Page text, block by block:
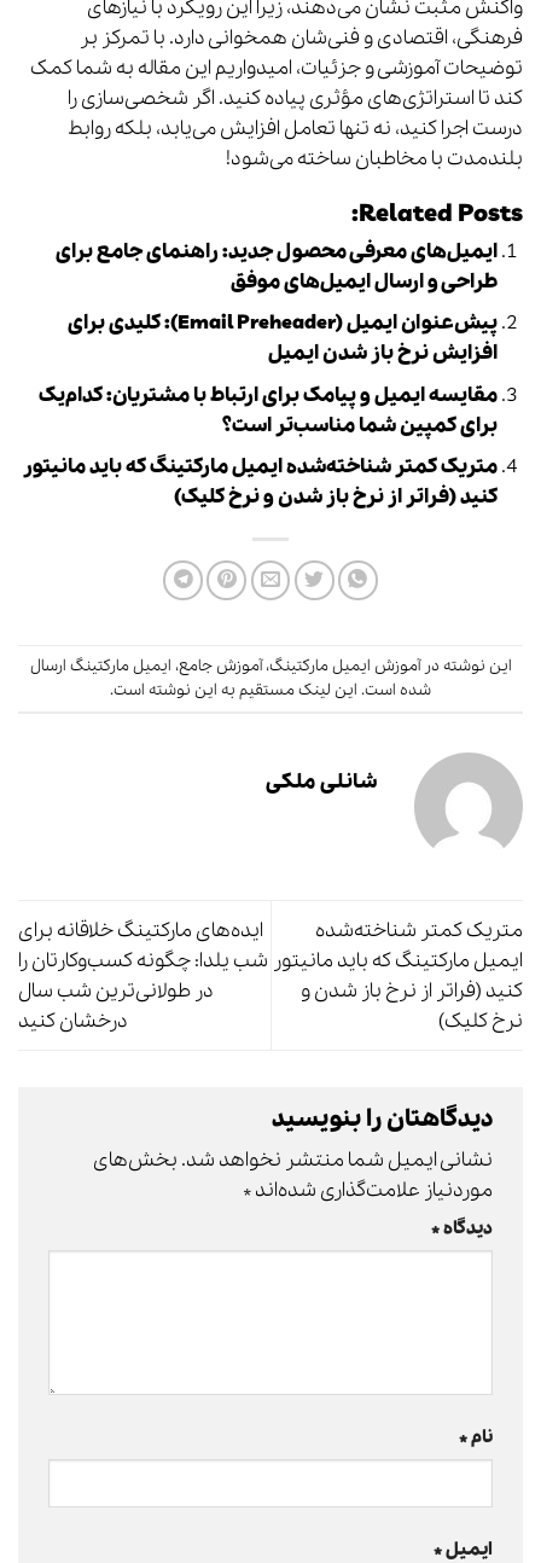
واکنش مثبت نشان می‌دهند، زیرا این رویکرد با نیازهای
فرهنگی، اقتصادی و فنی‌شان همخوانی دارد. با تمرکز بر
توضیحات آموزشی و جزئیات، امیدواریم این مقاله به شما کمک
کند تا استراتژی‌های مؤثری پیاده کنید. اگر شخصی‌سازی را
درست اجرا کنید، نه تنها تعامل افزایش می‌یابد، بلکه روابط
بلندمدت با مخاطبان ساخته می‌شود!
Related Posts:
ایمیل‌های معرفی محصول جدید: راهنمای جامع برای
طراحی و ارسال ایمیل‌های موفق
پیش‌عنوان ایمیل (Email Preheader): کلیدی برای
افزایش نرخ باز شدن ایمیل
مقایسه ایمیل و پیامک برای ارتباط با مشتریان: کدام‌یک
برای کمپین شما مناسب‌تر است؟
متریک کمتر شناخته‌شده ایمیل مارکتینگ که باید مانیتور
کنید (فراتر از نرخ باز شدن و نرخ کلیک)
این نوشته درآموزش ایمیل مارکتینگ،آموزش جامع، ایمیل مارکتینگ ارسال
شده است. این لینکمستقیم به این نوشته است.
شانلی ملکی
متریک کمتر شناخته‌شده
ایمیل مارکتینگ که باید مانیتور
کنید (فراتر از نرخ باز شدن و
نرخ کلیک)
ایده‌های مارکتینگ خلاقانه برای
شب یلدا: چگونه کسب‌وکارتان را
در طولانی‌ترین شب سال
درخشان کنید
دیدگاهتان را بنویسید
نشانی ایمیل شما منتشر نخواهد شد. بخش‌های
موردنیاز علامت‌گذاری شده‌اند*
دیدگاه*
نام*
ایمیل*